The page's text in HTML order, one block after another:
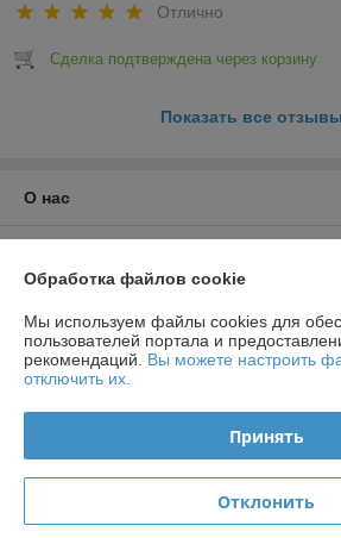
Отлично
Сделка подтверждена через корзину
Показать все отзывы
О нас
График работы
Полная версия сайта
Политика обработки cookies
Обработка файлов cookie
Мы используем файлы cookies для
пользователей портала и
рекомендаций. Вы можете настроить
отключить их.
Принять
Отклонить